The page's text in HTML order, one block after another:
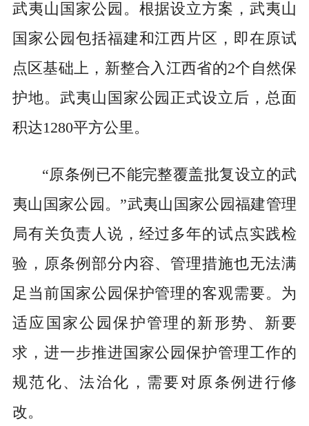
武夷山国家公园。根据设立方案，武夷山
国家公园包括福建和江西片区，即在原试
点区基础上，新整合入江西省的2个自然保
护地。武夷山国家公园正式设立后，总面
积达1280平方公里。
“原条例已不能完整覆盖批复设立的武
夷山国家公园。”武夷山国家公园福建管理
局有关负责人说，经过多年的试点实践检
验，原条例部分内容、管理措施也无法满
足当前国家公园保护管理的客观需要。为
适应国家公园保护管理的新形势、新要
求，进一步推进国家公园保护管理工作的
规范化、法治化，需要对原条例进行修
改。